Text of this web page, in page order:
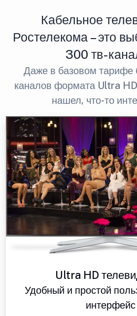
Кабельное
Ростелекома – это
300 тв-
Даже в базовом тарифе
каналов формата Ultra
нашел, что-то
Ultra HD
Удобный и простой
интерфейс